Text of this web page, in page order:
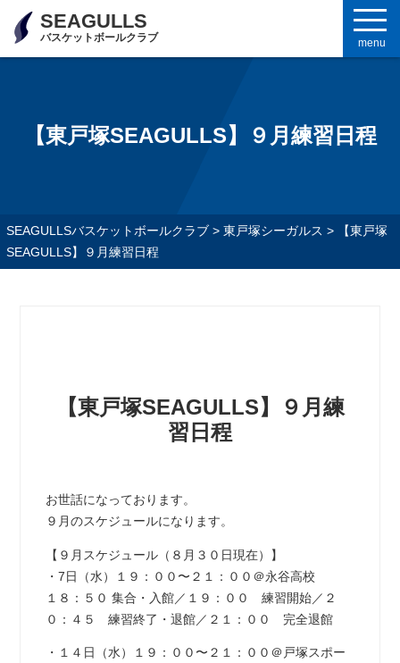
SEAGULLS
バスケットボールクラブ menu
【東戸塚SEAGULLS】９月練習日程
SEAGULLSバスケットボールクラブ> 東戸塚シーガルス >
【東戸塚
SEAGULLS】９月練習日程
【東戸塚SEAGULLS】９月練
習日程
お世話になっております。
９月のスケジュールになります。
【９月スケジュール（８月３０日現在）】
・7日（水）１９：００〜２１：００＠永谷高校
１８：５０ 集合・入館／１９：００ 練習開始／２
０：４５ 練習終了・退館／２１：００ 完全退館
・１４日（水）１９：００〜２１：００＠戸塚スポー